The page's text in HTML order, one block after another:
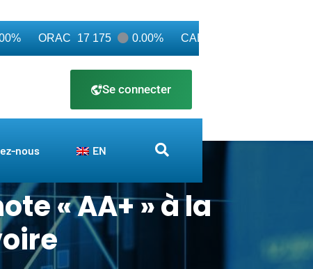
ORAC 17 175 0.00% CABC
Se connecter
nous EN
« AA+ » à la